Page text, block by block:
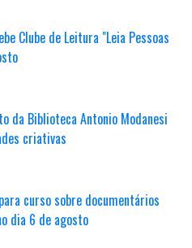
Clube de Leitura "Leia Pessoas
da Biblioteca Antonio Modanesi
criativas
curso sobre documentários
dia 6 de agosto